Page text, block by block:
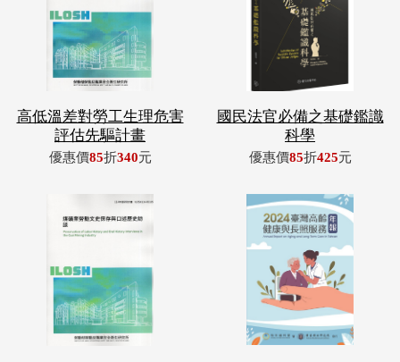
高低溫差對勞工生理危害
評估先驅計畫
優惠價85折340元
國民法官必備之基礎鑑識
科學
優惠價85折425元